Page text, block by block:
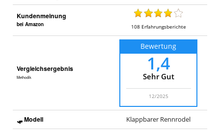
Kundenmeinung
bei Amazon 108 Erfahrungsberichte
Vergleichsergebnis
Methodik
Bewertung
1,4
Sehr Gut
12/2025
🛷 Modell Klappbarer Rennrodel